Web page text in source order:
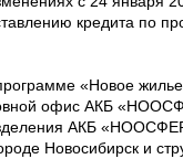
кредита по
«Новое
офис АКБ
АКБ
Новосибирск и